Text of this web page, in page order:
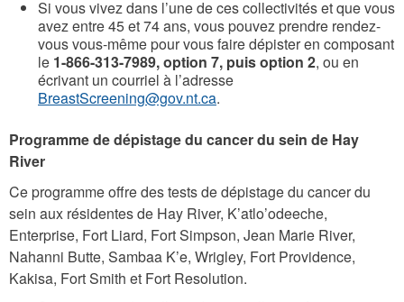
Si vous vivez dans l’une de ces collectivités et que vous
avez entre 45 et 74 ans, vous pouvez prendre rendez-
vous vous-même pour vous faire dépister en composant
le 1-866-313-7989, option 7, puis option 2, ou en
écrivant un courriel à l’adresse
BreastScreening@gov.nt.ca.
Programme de dépistage du cancer du sein de Hay
River
Ce programme offre des tests de dépistage du cancer du
sein aux résidentes de Hay River, K’atlo’odeeche,
Enterprise, Fort Liard, Fort Simpson, Jean Marie River,
Nahanni Butte, Sambaa K’e, Wrigley, Fort Providence,
Kakisa, Fort Smith et Fort Resolution.